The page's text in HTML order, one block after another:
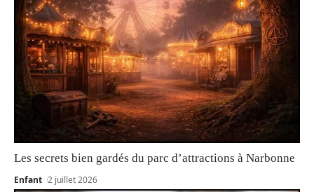
Les secrets bien gardés du parc d’attractions à Narbonne
Enfant 2 juillet 2026